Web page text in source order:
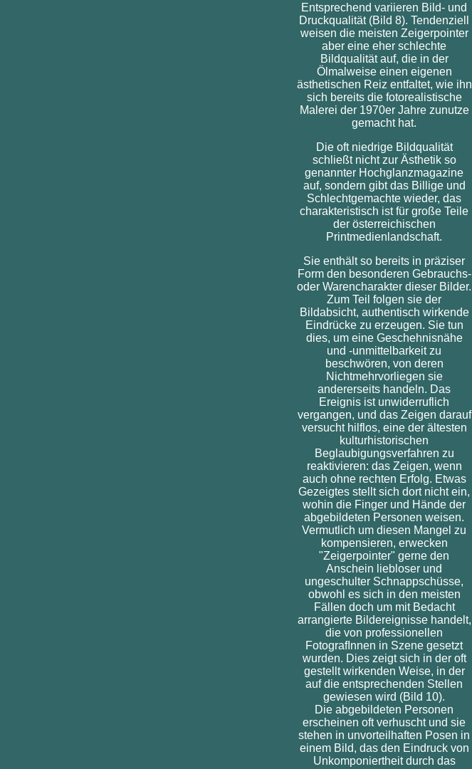
Entsprechend variieren Bild- und
Druckqualität (Bild 8). Tendenziell
weisen die meisten Zeigerpointer
aber eine eher schlechte
Bildqualität auf, die in der
Ölmalweise einen eigenen
ästhetischen Reiz entfaltet, wie ihn
sich bereits die fotorealistische
Malerei der 1970er Jahre zunutze
gemacht hat.
Die oft niedrige Bildqualität
schließt nicht zur Ästhetik so
genannter Hochglanzmagazine
auf, sondern gibt das Billige und
Schlechtgemachte wieder, das
charakteristisch ist für große Teile
der österreichischen
Printmedienlandschaft.
Sie enthält so bereits in präziser
Form den besonderen Gebrauchs-
oder Warencharakter dieser Bilder.
Zum Teil folgen sie der
Bildabsicht, authentisch wirkende
Eindrücke zu erzeugen. Sie tun
dies, um eine Geschehnisnähe
und -unmittelbarkeit zu
beschwören, von deren
Nichtmehrvorliegen sie
andererseits handeln. Das
Ereignis ist unwiderruflich
vergangen, und das Zeigen darauf
versucht hilflos, eine der ältesten
kulturhistorischen
Beglaubigungsverfahren zu
reaktivieren: das Zeigen, wenn
auch ohne rechten Erfolg. Etwas
Gezeigtes stellt sich dort nicht ein,
wohin die Finger und Hände der
abgebildeten Personen weisen.
Vermutlich um diesen Mangel zu
kompensieren, erwecken
"Zeigerpointer" gerne den
Anschein liebloser und
ungeschulter Schnappschüsse,
obwohl es sich in den meisten
Fällen doch um mit Bedacht
arrangierte Bildereignisse handelt,
die von professionellen
FotografInnen in Szene gesetzt
wurden. Dies zeigt sich in der oft
gestellt wirkenden Weise, in der
auf die entsprechenden Stellen
gewiesen wird (Bild 10).
Die abgebildeten Personen
erscheinen oft verhuscht und sie
stehen in unvorteilhaften Posen in
einem Bild, das den Eindruck von
Unkomponiertheit durch das